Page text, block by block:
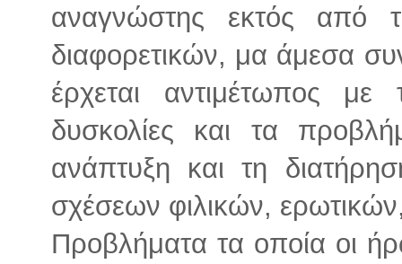
αναγνώστης εκτός από
διαφορετικών, μα άμεσα
έρχεται αντιμέτωπος
δυσκολίες και τα
ανάπτυξη και τη
σχέσεων φιλικών,
Προβλήματα τα οποία οι